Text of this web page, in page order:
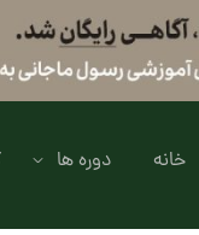
خانه دوره ها